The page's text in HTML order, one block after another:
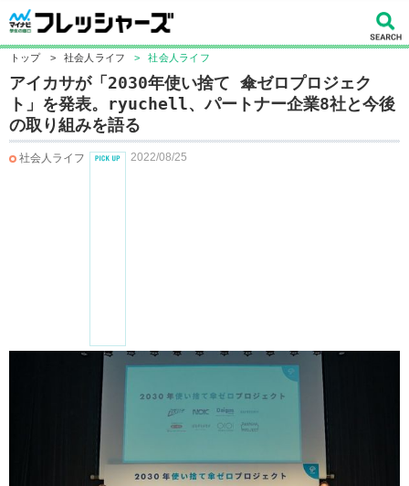
トップ > 社会人ライフ > 社会人ライフ
アイカサが「2030年使い捨て 傘ゼロプロジェク
ト」を発表。ryuchell、パートナー企業8社と今後
の取り組みを語る
社会人ライフ 2022/08/25